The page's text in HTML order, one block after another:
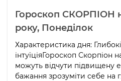
Гороскоп СКОРПІОН
року, Понеділок
Характеристика дня:
інтуїціяГороскоп Скорпіон
можуть відчути підвищену
бажання зрозуміти себе на